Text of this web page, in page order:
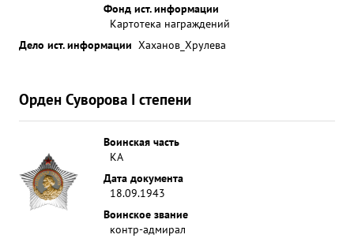
Фонд ист. информации
Картотека награждений
Дело ист. информации Хаханов_Хрулева
Орден Суворова I степени
Воинская часть
КА
Дата документа
18.09.1943
Воинское звание
контр-адмирал